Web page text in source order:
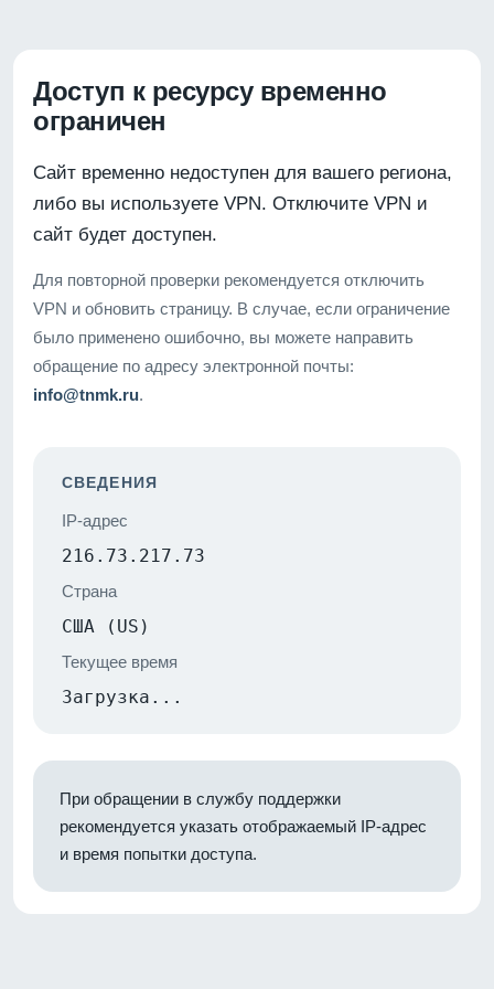
Доступ к ресурсу временно
ограничен
Сайт временно недоступен для вашего региона,
либо вы используете VPN. Отключите VPN и
сайт будет доступен.
Для повторной проверки рекомендуется отключить
VPN и обновить страницу. В случае, если ограничение
было применено ошибочно, вы можете направить
обращение по адресу электронной почты:
info@tnmk.ru.
СВЕДЕНИЯ
IP-адрес
216.73.217.73
Страна
США (US)
Текущее время
Загрузка...
При обращении в службу поддержки
рекомендуется указать отображаемый IP-адрес
и время попытки доступа.